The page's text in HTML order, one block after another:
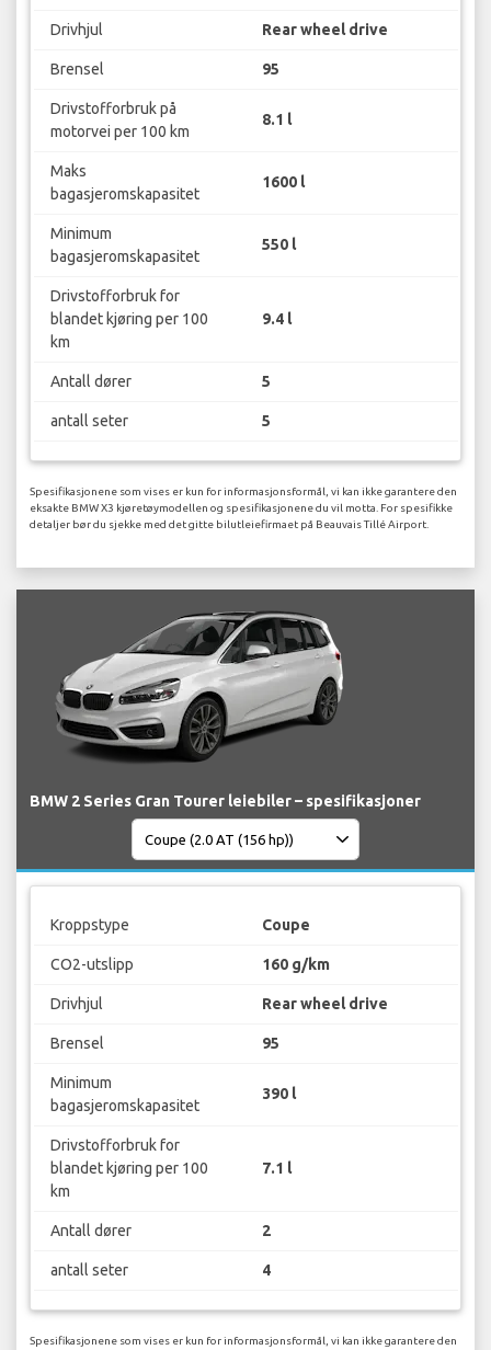
Drivhjul Rear wheel drive
Brensel 95
Drivstofforbruk på
motorvei per 100 km
8.1 l
Maks
bagasjeromskapasitet
1600 l
Minimum
bagasjeromskapasitet
550 l
Drivstofforbruk for
blandet kjøring per 100
km
9.4 l
Antall dører 5
antall seter 5
Spesifikasjonene som vises er kun for informasjonsformål, vi kan ikke garantere den
eksakte BMW X3 kjøretøymodellen og spesifikasjonene du vil motta. For spesifikke
detaljer bør du sjekke med det gitte bilutleiefirmaet på Beauvais Tillé Airport.
BMW 2 Series Gran Tourer leiebiler – spesifikasjoner
Kroppstype Coupe
CO2-utslipp 160 g/km
Drivhjul Rear wheel drive
Brensel 95
Minimum
bagasjeromskapasitet
390 l
Drivstofforbruk for
blandet kjøring per 100
km
7.1 l
Antall dører 2
antall seter 4
Spesifikasjonene som vises er kun for informasjonsformål, vi kan ikke garantere den